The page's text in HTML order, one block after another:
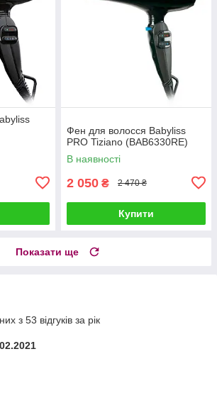
Фен для волосся Babyliss
PRO Tiziano (BAB6330RE)
В наявності
2 050 ₴ 2 470 ₴
Купити
Показати ще
з 53 відгуків за рік